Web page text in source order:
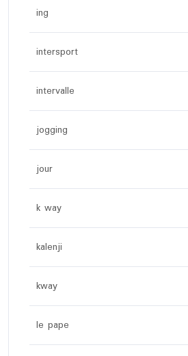
ing
intersport
intervalle
jogging
jour
k way
kalenji
kway
le pape